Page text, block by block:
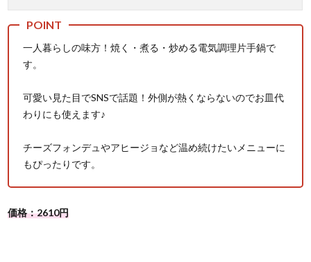
一人暮らしの味方！焼く・煮る・炒める電気調理片手鍋で
す。
可愛い見た目でSNSで話題！外側が熱くならないのでお皿代
わりにも使えます♪
チーズフォンデュやアヒージョなど温め続けたいメニューに
もぴったりです。
価格：2610円